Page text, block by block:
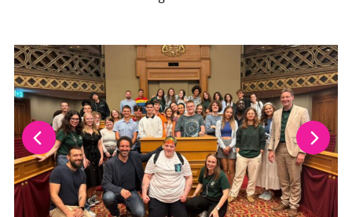
La modification de la diapositive actuelle de ce